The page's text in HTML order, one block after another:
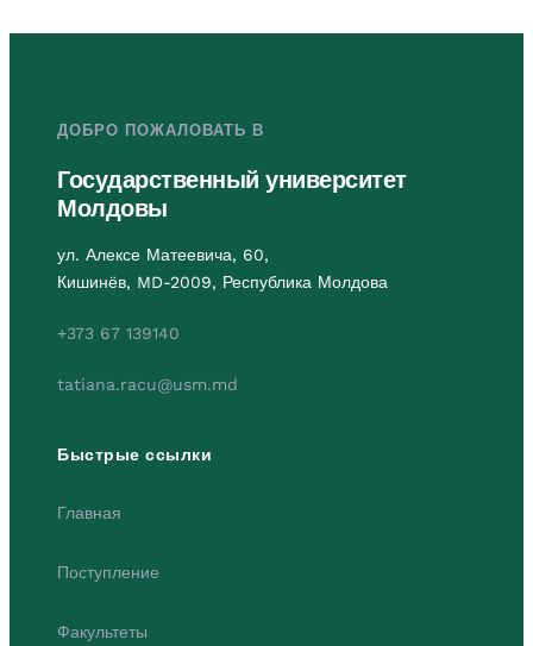
ДОБРО ПОЖАЛОВАТЬ В
Государственный университет
Молдовы
ул. Алексе Матеевича, 60,
Кишинёв, MD-2009, Республика Молдова
+373 67 139140
tatiana.racu@usm.md
Быстрые ссылки
Главная
Поступление
Факультеты